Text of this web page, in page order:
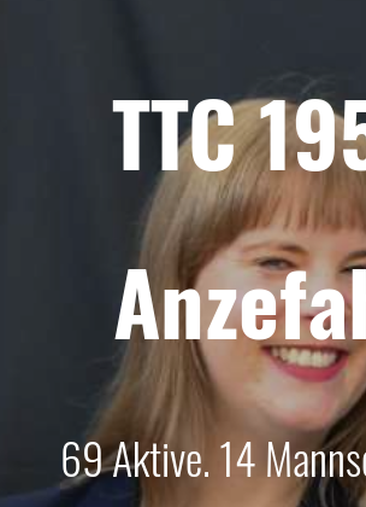
TTC
69 Aktive. 14